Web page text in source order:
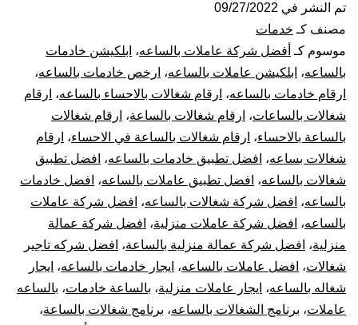
بالاحساء
تم النشر في 09/27/2022
مصنف كـ خدمات
موسوم كـ أفضل شركة عاملات بالساعه، ابلكيشن خادمات
بالساعه، ابلكيشن عاملات بالساعه، ارخص خادمات بالساعه،
ارقام خادمات بالساعه، ارقام شغالات بالاحساء بالساعه، ارقام
شغالات بالساعات، ارقام شغالات بالساعة، ارقام شغالات
بالساعة بالاحساء، ارقام شغالات بالساعة في الاحساء، ارقام
شغالات بساعه، افضل تطبيق خادمات بالساعه، افضل تطبيق
شغالات بالساعه، افضل تطبيق عاملات بالساعه، افضل خادمات
بالساعه، افضل شركة شغالات بالساعه، افضل شركة عاملات
بالساعه، افضل شركة عاملات منزلية، افضل شركة عمالة
منزلية، افضل شركة عمالة منزلية بالساعة، افضل شركه تاجير
شغالات، افضل عاملات بالساعه، ايجار خادمات بالساعه، ايجار
شغاله بالساعه، ايجار عاملات منزلية، بالساعة خادمات، بالساعه
عاملات، برنامج الشغالات بالساعه، برنامج شغالات بالساعة،